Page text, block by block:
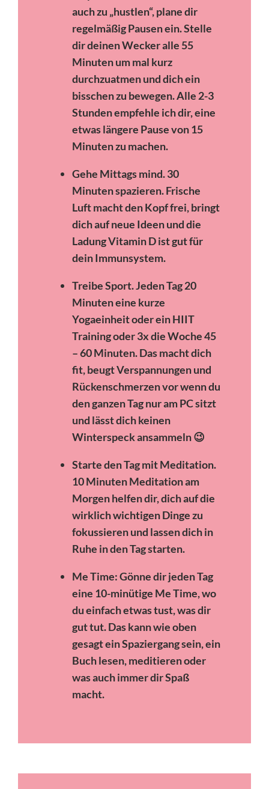
auch zu „hustlen“, plane dir
regelmäßig Pausen ein. Stelle
dir deinen Wecker alle 55
Minuten um mal kurz
durchzuatmen und dich ein
bisschen zu bewegen. Alle 2-3
Stunden empfehle ich dir, eine
etwas längere Pause von 15
Minuten zu machen.
Gehe Mittags mind. 30
Minuten spazieren. Frische
Luft macht den Kopf frei, bringt
dich auf neue Ideen und die
Ladung Vitamin D ist gut für
dein Immunsystem.
Treibe Sport. Jeden Tag 20
Minuten eine kurze
Yogaeinheit oder ein HIIT
Training oder 3x die Woche 45
– 60 Minuten. Das macht dich
fit, beugt Verspannungen und
Rückenschmerzen vor wenn du
den ganzen Tag nur am PC sitzt
und lässt dich keinen
Winterspeck ansammeln 😉
Starte den Tag mit Meditation.
10 Minuten Meditation am
Morgen helfen dir, dich auf die
wirklich wichtigen Dinge zu
fokussieren und lassen dich in
Ruhe in den Tag starten.
Me Time: Gönne dir jeden Tag
eine 10-minütige Me Time, wo
du einfach etwas tust, was dir
gut tut. Das kann wie oben
gesagt ein Spaziergang sein, ein
Buch lesen, meditieren oder
was auch immer dir Spaß
macht.